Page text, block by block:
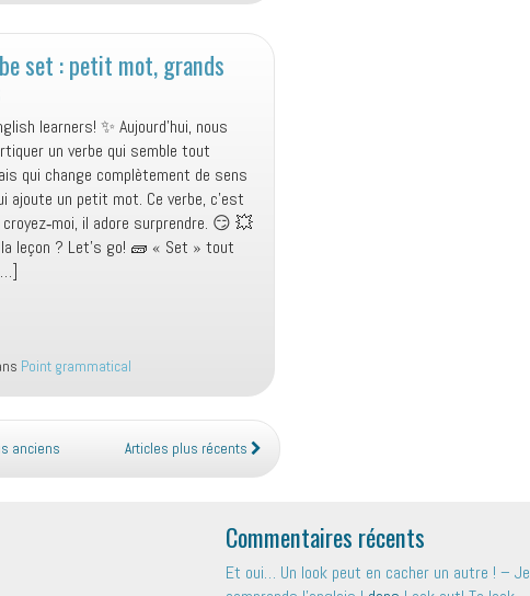
set : petit mot, grands
learners! ✨ Aujourd’hui, nous
un verbe qui semble tout
qui change complètement de sens
ajoute un petit mot. Ce verbe, c’est
il adore surprendre. 😏 💥
leçon ? Let’s go! 🧱 « Set » tout
Point grammatical
anciens Articles plus récents
Commentaires récents
Et oui… Un look peut en cacher un autre ! – Je